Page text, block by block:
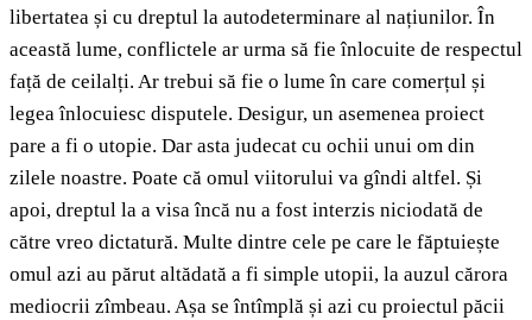
libertatea și cu dreptul la autodeterminare al națiunilor. În
această lume, conflictele ar urma să fie înlocuite de respectul
față de ceilalți. Ar trebui să fie o lume în care comerțul și
legea înlocuiesc disputele. Desigur, un asemenea proiect
pare a fi o utopie. Dar asta judecat cu ochii unui om din
zilele noastre. Poate că omul viitorului va gîndi altfel. Și
apoi, dreptul la a visa încă nu a fost interzis niciodată de
către vreo dictatură. Multe dintre cele pe care le făptuiește
omul azi au părut altădată a fi simple utopii, la auzul cărora
mediocrii zîmbeau. Așa se întîmplă și azi cu proiectul păcii